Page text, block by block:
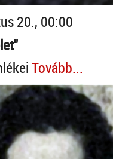
20., 00:00
Tovább...